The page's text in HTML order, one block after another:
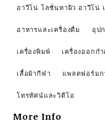
อาวีโน่ โลชั่นทาผิว อาวีโน่
อาหารและเครื่องดื่ม อุป
เครื่องพิมพ์ เครื่องออกก
เสื้อผ้ากีฬา แพลตฟอร์ม
โทรทัศน์และวิดีโอ
More Info